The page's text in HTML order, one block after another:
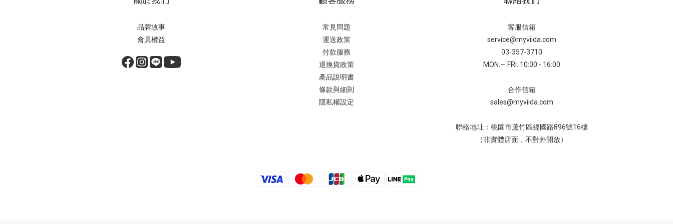
品牌故事
會員權益
常見問題
運送政策
付款服務
退換貨政策
產品說明書
條款與細則
隱私權設定
客服信箱
service@myviida.com
03-357-3710
MON.— FRI. 10:00 - 16:00
合作信箱
sales@myviida.com
聯絡地址：桃園市蘆竹區經國路896號16樓
（非實體店面，不對外開放）